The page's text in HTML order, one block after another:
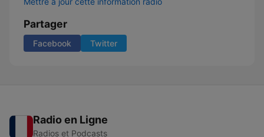
Partager
Facebook Twitter
Radio en Ligne
Radios et Podcasts